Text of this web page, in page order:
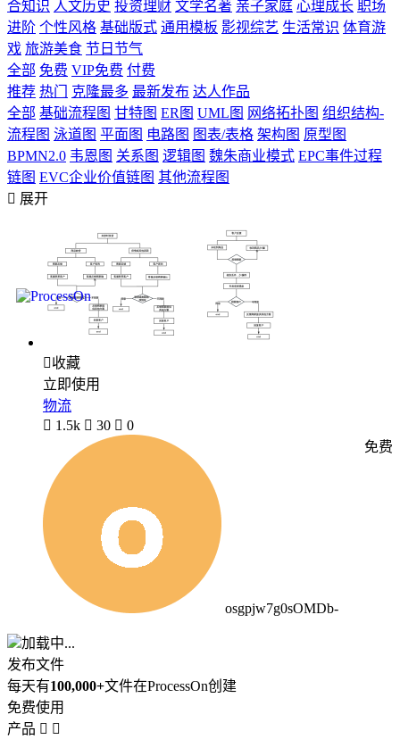
合知识 人文历史 投资理财 文学名著 亲子家庭 心理成长 职场
进阶 个性风格 基础版式 通用模板 影视综艺 生活常识 体育游
戏 旅游美食 节日节气
全部 免费 VIP免费 付费
推荐 热门 克隆最多 最新发布 达人作品
全部 基础流程图 甘特图 ER图 UML图 网络拓扑图 组织结构-
流程图 泳道图 平面图 电路图 图表/表格 架构图 原型图
BPMN2.0 韦恩图 关系图 逻辑图 魏朱商业模式 EPC事件过程
链图 EVC企业价值链图 其他流程图
 展开
收藏
立即使用
物流
 1.5k  30  0
osgpjw7g0sOMDb-
免费
加载中...
发布文件
每天有100,000+文件在ProcessOn创建
免费使用
产品  